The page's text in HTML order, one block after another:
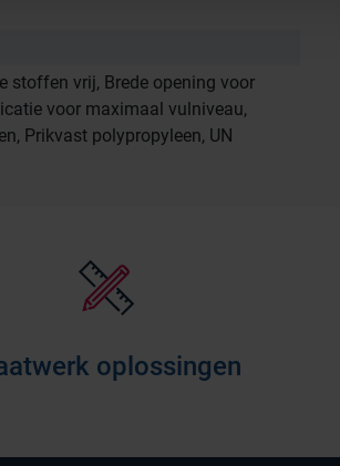
stoffen vrij, Brede opening voor
voor maximaal vulniveau,
Prikvast polypropyleen, UN
oplossingen